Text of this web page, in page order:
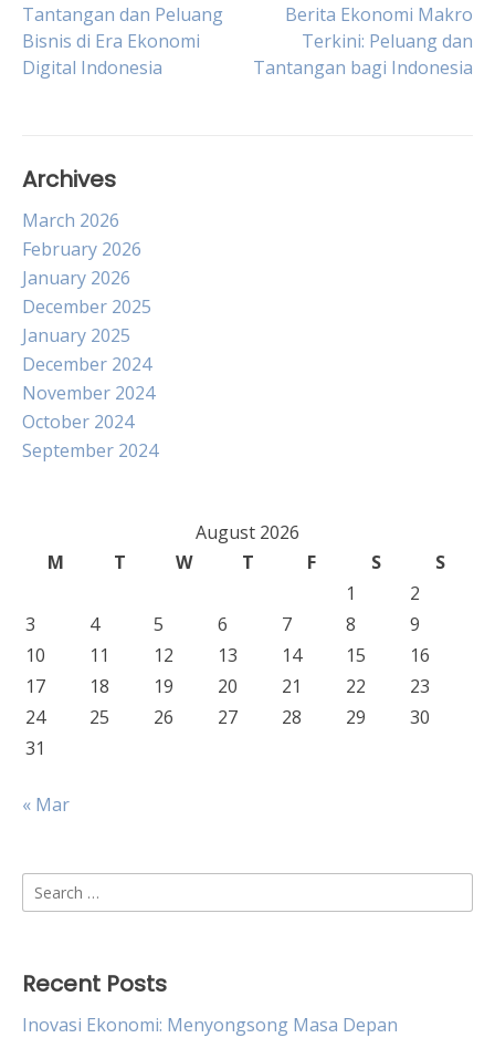
Post
navigation
Tantangan dan Peluang
Bisnis di Era Ekonomi
Digital Indonesia
Berita Ekonomi Makro
Terkini: Peluang dan
Tantangan bagi Indonesia
Archives
March 2026
February 2026
January 2026
December 2025
January 2025
December 2024
November 2024
October 2024
September 2024
August 2026
M
T W T F S
S
1
2
3
4 5 6 7 8
9
10
11 12 13 14 15
16
17
18 19 20 21 22
23
24
25 26 27 28 29
30
31
« Mar
Search
for:
Recent Posts
Inovasi Ekonomi: Menyongsong Masa Depan